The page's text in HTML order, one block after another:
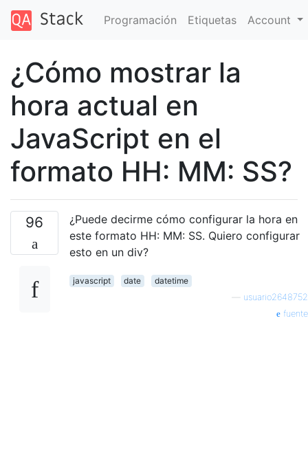
Programación Etiquetas Account
¿Cómo mostrar la
hora actual en
JavaScript en el
formato HH: MM: SS?
96
¿Puede decirme cómo configurar la hora en
este formato HH: MM: SS. Quiero configurar
esto en un div?
javascript date
datetime
usuario2648752
fuente